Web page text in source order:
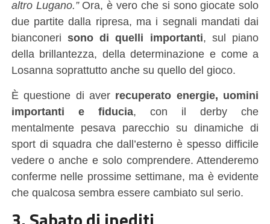
altro Lugano.”Ora, è vero che si sono giocate solo
due partite dalla ripresa, ma i segnali mandati dai
bianconeri sono di quelli importanti, sul piano
della brillantezza, della determinazione e come a
Losanna soprattutto anche su quello del gioco.
È questione di aver recuperato energie, uomini
importanti e fiducia, con il derby che
mentalmente pesava parecchio su dinamiche di
sport di squadra che dall’esterno è spesso difficile
vedere o anche e solo comprendere. Attenderemo
conferme nelle prossime settimane, ma è evidente
che qualcosa sembra essere cambiato sul serio.